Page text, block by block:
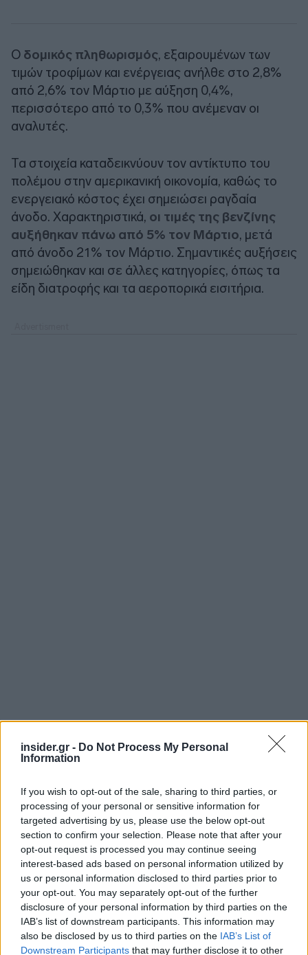
insider.gr - Do Not Process My Personal
Information
If you wish to opt-out of the sale, sharing to third parties, or
processing of your personal or sensitive information for
targeted advertising by us, please use the below opt-out
section to confirm your selection. Please note that after your
opt-out request is processed you may continue seeing
interest-based ads based on personal information utilized by
us or personal information disclosed to third parties prior to
your opt-out. You may separately opt-out of the further
disclosure of your personal information by third parties on the
IAB’s list of downstream participants. This information may
also be disclosed by us to third parties on the IAB’s List of
Downstream Participants that may further disclose it to other
Ο δομικός πληθωρισμός, εξαιρουμένων των
τιμών τροφίμων και ενέργειας ανήλθε στο 2,8%
από 2,6% τον Μάρτιο με αύξηση 0,4%,
περισσότερο από το 0,3% που ανέμεναν οι
αναλυτές.
Τα στοιχεία καταδεικνύουν τον αντίκτυπο του
πολέμου στην αμερικανική οικονομία, καθώς το
ενεργειακό κόστος έχει σημειώσει ραγδαία
άνοδο. Χαρακτηριστικά, οι τιμές της βενζίνης
αυξήθηκαν πάνω από 5% τον Μάρτιο, μετά
από άνοδο 21% τον Μάρτιο. Σημαντικές αυξήσεις
σημειώθηκαν και σε άλλες κατηγορίες, όπως τα
είδη διατροφής και τα αεροπορικά εισιτήρια.
Ακολουθήστε το